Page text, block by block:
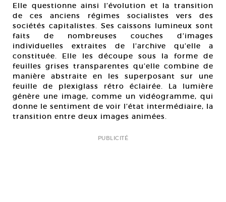
Elle questionne ainsi l’évolution et la transition
de ces anciens régimes socialistes vers des
sociétés capitalistes. Ses caissons lumineux sont
faits de nombreuses couches d’images
individuelles extraites de l’archive qu’elle a
constituée. Elle les découpe sous la forme de
feuilles grises transparentes qu’elle combine de
manière abstraite en les superposant sur une
feuille de plexiglass rétro éclairée. La lumière
génère une image, comme un vidéogramme, qui
donne le sentiment de voir l’état intermédiaire, la
transition entre deux images animées.
PUBLICITÉ